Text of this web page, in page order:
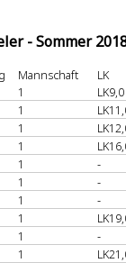
- Sommer
Mannschaft
LK
1
LK9,0
1
1
1
1
-
1
-
1
-
1
1
-
1